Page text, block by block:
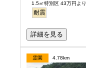
1.5㎡特別区 43万円より
耐震
詳細を見る
霊園 4.78km